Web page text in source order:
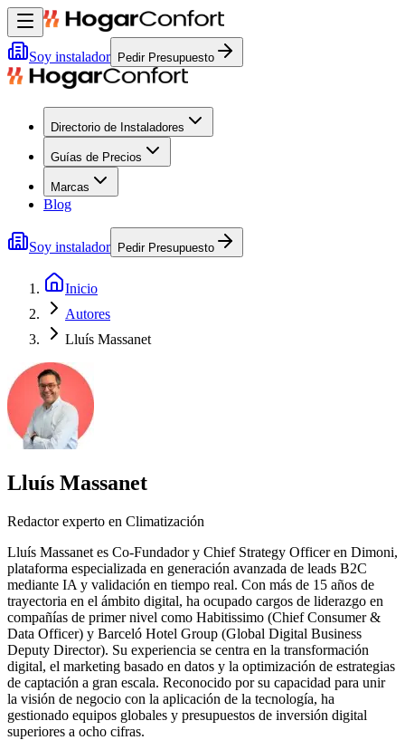
Soy instalador Pedir Presupuesto
Directorio de Instaladores
Guías de Precios
Marcas
Blog
Soy instalador Pedir Presupuesto
Inicio
Autores
Lluís Massanet
Lluís Massanet
Redactor experto en Climatización
Lluís Massanet es Co-Fundador y Chief Strategy Officer en Dimoni,
plataforma especializada en generación avanzada de leads B2C
mediante IA y validación en tiempo real. Con más de 15 años de
trayectoria en el ámbito digital, ha ocupado cargos de liderazgo en
compañías de primer nivel como Habitissimo (Chief Consumer &
Data Officer) y Barceló Hotel Group (Global Digital Business
Deputy Director). Su experiencia se centra en la transformación
digital, el marketing basado en datos y la optimización de estrategias
de captación a gran escala. Reconocido por su capacidad para unir
la visión de negocio con la aplicación de la tecnología, ha
gestionado equipos globales y presupuestos de inversión digital
superiores a ocho cifras.